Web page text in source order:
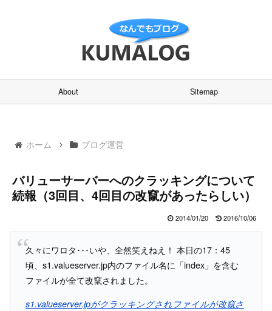
About Sitemap
ホーム ブログ運営
バリューサーバーへのクラッキングについて
続報（3回目、4回目の改竄があったらしい）
2014/01/20 2016/10/06
久々にワロタ･･･いや、全然笑えねえ！ 本日の17：45
頃、s1.valueserver.jp内のファイル名に「index」を含む
ファイルが全て改竄されました。
s1.valueserver.jpがクラッキングされファイルが改竄さ